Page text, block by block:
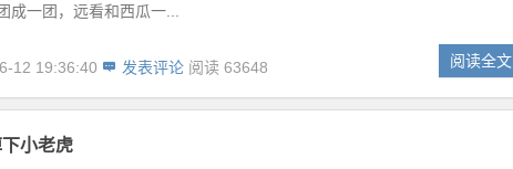
成一团，远看和西瓜一...
12 19:36:40 发表评论 阅读 63648 阅读全文
小老虎